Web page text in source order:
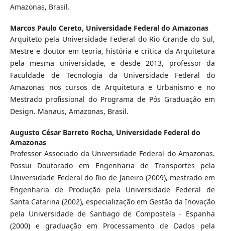
Amazonas, Brasil.
Marcos Paulo Cereto, Universidade Federal do Amazonas
Arquiteto pela Universidade Federal do Rio Grande do Sul,
Mestre e doutor em teoria, história e crítica da Arquitetura
pela mesma universidade, e desde 2013, professor da
Faculdade de Tecnologia da Universidade Federal do
Amazonas nos cursos de Arquitetura e Urbanismo e no
Mestrado profissional do Programa de Pós Graduação em
Design. Manaus, Amazonas, Brasil.
Augusto César Barreto Rocha, Universidade Federal do
Amazonas
Professor Associado da Universidade Federal do Amazonas.
Possui Doutorado em Engenharia de Transportes pela
Universidade Federal do Rio de Janeiro (2009), mestrado em
Engenharia de Produção pela Universidade Federal de
Santa Catarina (2002), especialização em Gestão da Inovação
pela Universidade de Santiago de Compostela - Espanha
(2000) e graduação em Processamento de Dados pela